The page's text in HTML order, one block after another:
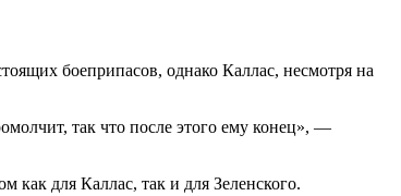
боеприпасов, однако Каллас, несмотря на
так что после этого ему конец», —
как для Каллас, так и для Зеленского.